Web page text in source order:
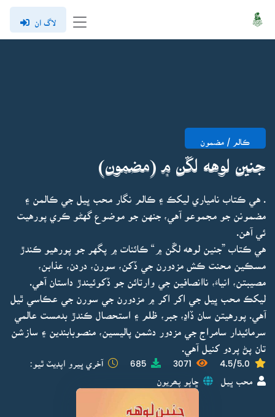
لاگ ان
ڪالم / مضمون
جنين لوهه لڱن ۾ (مضمون)
. هي ڪتاب نامياري ليکڪ ۽ ڪالم نگار محب ڀيل جي ڪالمن ۽
مضمونن جو مجموعو آهي، جنهن جو موضوع گهڻو ڪري پورهيت
ئي آهن.
هي ڪتاب ”جنين لوهه لڱن ۾“ ڪائنات ۾ پگهر جو پورهيو ڪندڙ
مسڪين محنت ڪش مزدورن جي ڏکن، سورن، دردن، عذابن،
مصيبتن، انياءَ، ناانصافين جي وارتائن جو ڏکوئيندڙ داستان آهي.
ليکڪ محب ڀيل جي اکر اکر ۾ مزدورن جي سورن جي عڪاسي ٿيل
آهي. پورهيتن سان ڏاڍ، جبر، ظلم ۽ استحصال ڪندڙ بدمست عالمي
سرمائيدار سامراج جي مزدور دشمن پاليسين، منصوبابندين ۽ سازشن
تان پڻ پردو کنيل آهي.
4.5/5.0
3071
685 آخري ڀيرو اپڊيٽ ٿيو:
محب ڀيل ڇاپو پھريون